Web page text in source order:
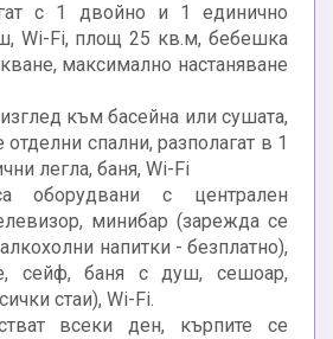
с 1 двойно и 1 единично
Wi-Fi, площ 25 кв.м, бебешка
максимално настаняване
към басейна или сушата,
отделни спални, разполагат в 1
легла, баня, Wi-Fi
оборудвани с централен
минибар (зарежда се
напитки - безплатно),
сейф, баня с душ, сешоар,
стаи), Wi-Fi.
всеки ден, кърпите се